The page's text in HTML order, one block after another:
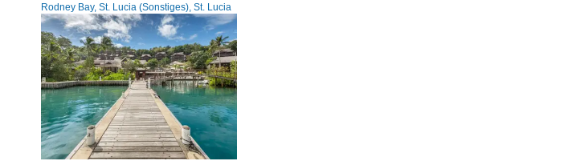
Rodney Bay, St. Lucia (Sonstiges), St. Lucia